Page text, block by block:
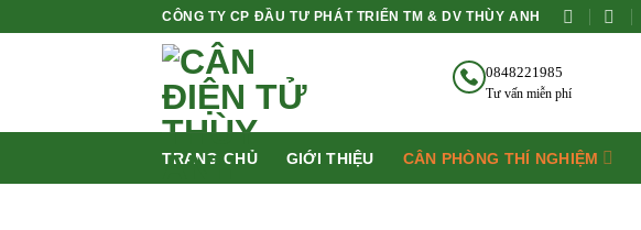
CÔNG TY CP ĐẦU TƯ PHÁT TRIỂN TM & DV THÙY ANH
0848221985
Tư vấn miễn phí
TRANG CHỦ GIỚI THIỆU CÂN PHÒNG THÍ NGHIỆM